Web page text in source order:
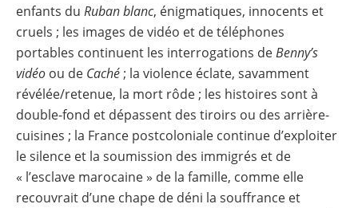
enfants du Ruban blanc, énigmatiques, innocents et
cruels ; les images de vidéo et de téléphones
portables continuent les interrogations deBenny’s
vidéo ou de Caché ; la violence éclate, savamment
révélée/retenue, la mort rôde ; les histoires sont à
double-fond et dépassent des tiroirs ou des arrière-
cuisines ; la France postcoloniale continue d’exploiter
le silence et la soumission des immigrés et de
« l’esclave marocaine » de la famille, comme elle
recouvrait d’une chape de déni la souffrance et